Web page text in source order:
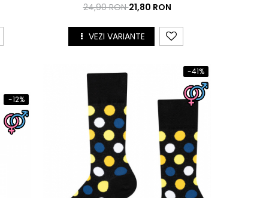
24,90 RON21,80 RON
VEZI VARIANTE
-12%
-41%